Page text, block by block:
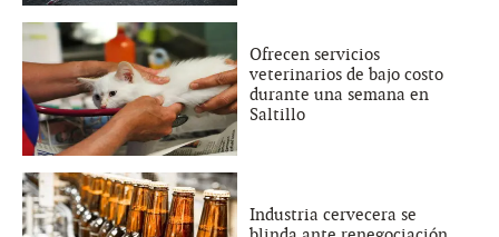
Ofrecen servicios
veterinarios de bajo costo
durante una semana en
Saltillo
Industria cervecera se